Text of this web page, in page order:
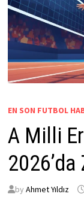
EN SON FUTBOL
A Milli
by Ahmet Yıldız